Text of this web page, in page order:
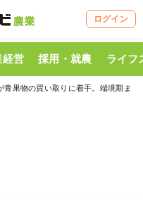
ログイン
経営 採用・就農 ライフ
青果物の買い取りに着手。端境期ま